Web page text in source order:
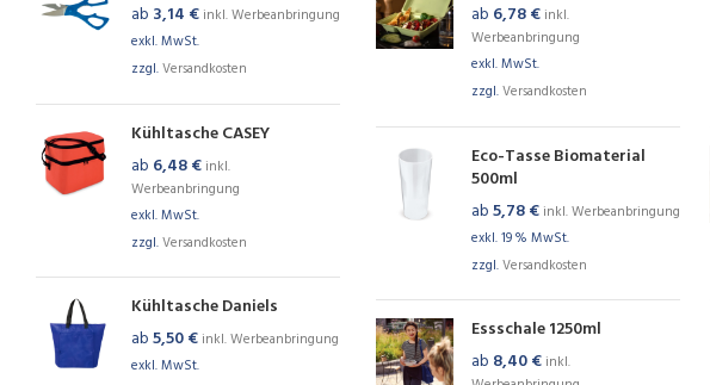
ab 3,14 € inkl. Werbeanbringung
exkl. MwSt.
zzgl.Versandkosten
Kühltasche CASEY
ab 6,48€ inkl.
Werbeanbringung
exkl. MwSt.
zzgl.Versandkosten
Kühltasche Daniels
ab5,50€ inkl. Werbeanbringung
exkl. MwSt.
ab 6,78€ inkl.
Werbeanbringung
exkl. MwSt.
zzgl.Versandkosten
Eco-Tasse Biomaterial
500ml
ab5,78€ inkl. Werbeanbringung
exkl. 19 % MwSt.
zzgl.Versandkosten
Essschale 1250ml
ab 8,40€ inkl.